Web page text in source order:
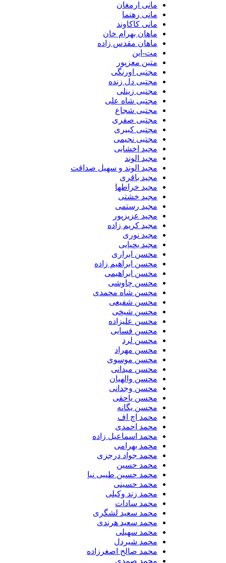
مانی ارمغان
مانی رهنما
مانی کاکاوند
ماهان بهرام خان
ماهان مقدس زاده
مت-این
متین معزپور
مجتبی اورنگی
مجتبی دل زنده
مجتبی زینلی
مجتبی شاه علی
مجتبی شجاع
مجتبی صفری
مجتبی کبیری
مجتبی نجیمی
مجید اخشابی
مجید الوند‎
مجید الوند و سهیل صداقت
مجید باقری
مجید خراطها
مجید خشتی
مجید رستمی
مجید عزیزپور
مجید کریم زاده
مجید نوری
مجید یحیایی
محسن ابراری
محسن ابراهیم زاده
محسن ابراهیمی
محسن چاوشی
محسن شاه محمدی
محسن شفیعی
محسن شیخی
محسن علیزاده
محسن فسایی
محسن لرد
محسن مهراد
محسن موسوی
محسن میدانی
محسن والهیان
محسن وجدانی
محسن یاحقی
محسن یگانه
محمد اچ اف
محمد احمدی
محمد اسماعیل زاده
محمد بهرامی
محمد جواد درجزی
محمد حسین
محمد حسین طیبی نیا
محمد حسینی
محمد زند وکیلی
محمد سادات
محمد سعید لشگری
محمد سعید هرندی
محمد سهیلی
​محمد شیردل
محمد صالح اصغرزاده
محمد صمدی